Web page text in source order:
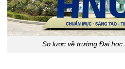
Sơ lược về trường Đại học